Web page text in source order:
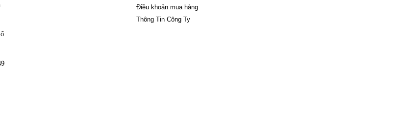
Điều khoản mua hàng
Thông Tin Công Ty